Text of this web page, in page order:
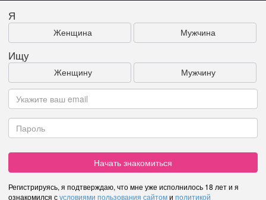
Я
Женщина Мужчина
Ищу
Женщину Мужчину
Начать знакомиться
Регистрируясь, я подтверждаю, что мне уже исполнилось 18 лет и я
ознакомился сусловиями пользования сайтоми политикой